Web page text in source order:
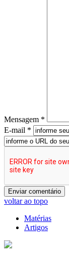
Mensagem *
E-mail *
voltar ao topo
Matérias
Artigos